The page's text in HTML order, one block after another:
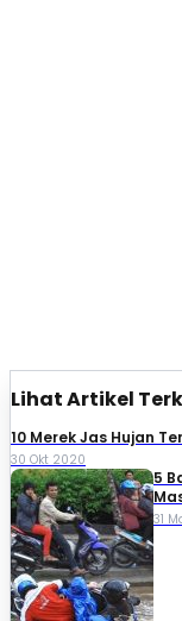
Lihat Artikel
10 Merek Jas Hujan
30 Okt 2020
5
31